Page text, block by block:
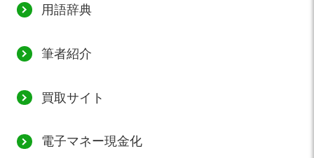
用語辞典
筆者紹介
買取サイト
電子マネー現金化